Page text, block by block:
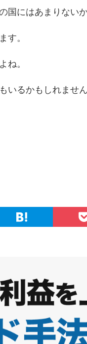
国にはあまりない
す。
ね。
いるかもしれません